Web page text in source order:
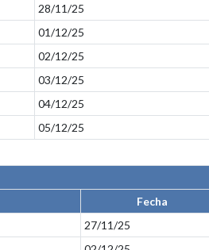
28/11/25
01/12/25
02/12/25
03/12/25
04/12/25
05/12/25
Fecha
27/11/25